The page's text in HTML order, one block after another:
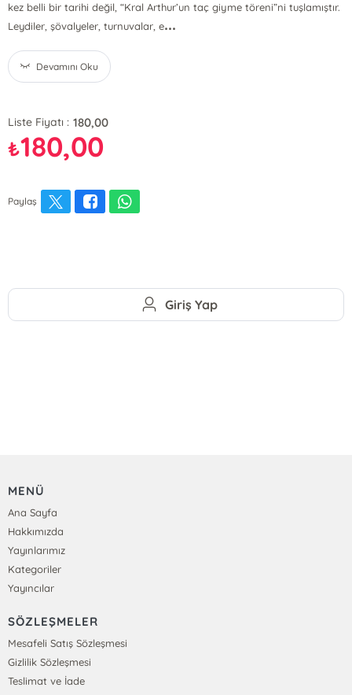
kez belli bir tarihi değil, “Kral Arthur’un taç giyme töreni”ni tuşlamıştır.
Leydiler, şövalyeler, turnuvalar, e...
Devamını Oku
Liste Fiyatı : 180,00
₺180,00
Paylaş
Giriş Yap
MENÜ
Ana Sayfa
Hakkımızda
Yayınlarımız
Kategoriler
Yayıncılar
SÖZLEŞMELER
Mesafeli Satış Sözleşmesi
Gizlilik Sözleşmesi
Teslimat ve İade